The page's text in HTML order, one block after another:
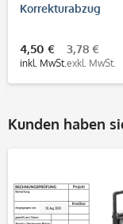
Korrekturabzug
4,50 €
inkl. MwSt.
3,78 €
exkl. MwSt.
Kunden haben